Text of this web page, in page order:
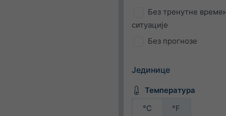
Без тренутне
ситуације
Без прогнозе
Јединице
Температура
°C
°F